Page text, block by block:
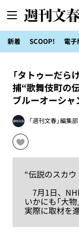
新着 SCOOP! 電子
「タトゥーだら
捕“歌舞伎町の
ブルーオーシャ
「週刊文春」編集部
“伝説のスカウ
7月1日、
いかにも「大
実際に取材を